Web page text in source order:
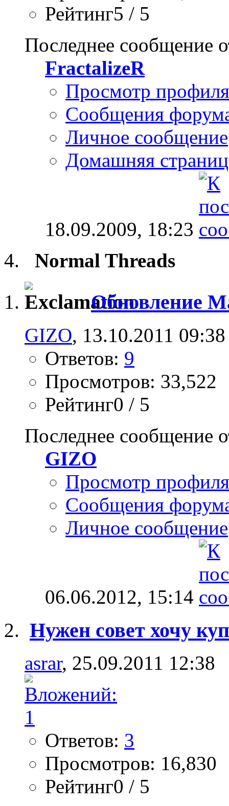
Рейтинг5 / 5
Последнее сообщение
FractalizeR
Просмотр профиля
Сообщения
Личное сообщение
Домашняя
18.09.2009, 18:23
Normal Threads
Обновление
GIZO, 13.10.2011 09:38
Ответов: 9
Просмотров: 33,522
Рейтинг0 / 5
Последнее сообщение
GIZO
Просмотр профиля
Сообщения
Личное сообщение
06.06.2012, 15:14
Нужен совет хочу
asrar, 25.09.2011 12:38
Ответов: 3
Просмотров: 16,830
Рейтинг0 / 5